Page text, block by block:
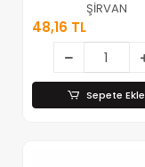
ŞİRVAN
48,16 TL
Sepete Ekle